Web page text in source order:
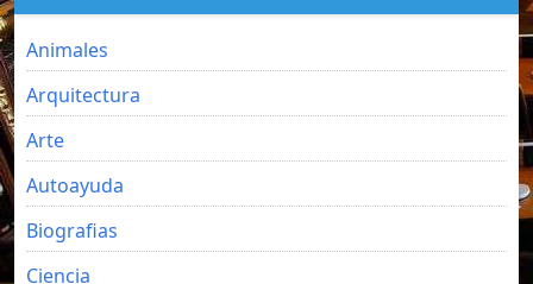
Animales
Arquitectura
Arte
Autoayuda
Biografias
Ciencia